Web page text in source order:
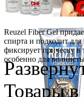
Reuzel Fiber Gel
спирта и подходит
фиксирует прическу в
особенно для
Товары